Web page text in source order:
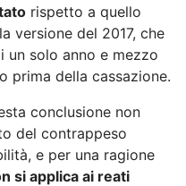
rispetto a quello
versione del 2017, che
un solo anno e mezzo
prima della cassazione.
conclusione non
del contrappeso
e per una ragione
si applica ai reati